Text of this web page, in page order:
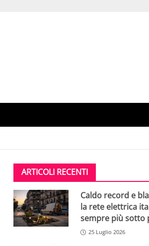
ARTICOLI RECENTI
Caldo record e
la rete elettrica
sempre più sotto
25 Luglio 2026